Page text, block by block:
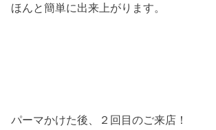
ほんと簡単に出来上がります。
パーマかけた後、２回目のご来店！